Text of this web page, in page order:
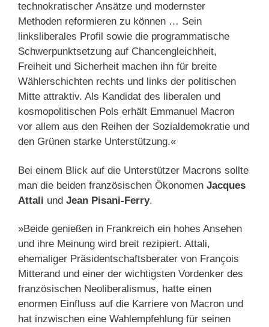
technokratischer Ansätze und modernster
Methoden reformieren zu können … Sein
linksliberales Profil sowie die programmatische
Schwerpunktsetzung auf Chancengleichheit,
Freiheit und Sicherheit machen ihn für breite
Wählerschichten rechts und links der politischen
Mitte attraktiv. Als Kandidat des liberalen und
kosmopolitischen Pols erhält Emmanuel Macron
vor allem aus den Reihen der Sozialdemokratie und
den Grünen starke Unterstützung.«
Bei einem Blick auf die Unterstützer Macrons sollte
man die beiden französischen Ökonomen Jacques
Attali und Jean Pisani-Ferry.
»Beide genießen in Frankreich ein hohes Ansehen
und ihre Meinung wird breit rezipiert. Attali,
ehemaliger Präsidentschaftsberater von François
Mitterand und einer der wichtigsten Vordenker des
französischen Neoliberalismus, hatte einen
enormen Einfluss auf die Karriere von Macron und
hat inzwischen eine Wahlempfehlung für seinen